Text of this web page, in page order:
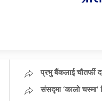
प्रभु बैंकलाई चौतर्फी
संसद्मा ‘कालो चस्मा’